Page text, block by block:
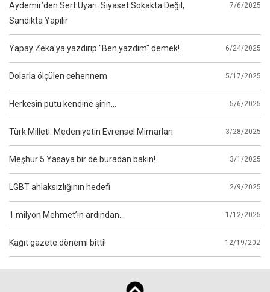
Aydemir’den Sert Uyarı: Siyaset Sokakta Değil,
Sandıkta Yapılır
7/6/2025
Yapay Zeka'ya yazdırıp "Ben yazdım" demek! 6/24/2025
Dolarla ölçülen cehennem 5/17/2025
Herkesin putu kendine şirin... 5/6/2025
Türk Milleti: Medeniyetin Evrensel Mimarları 3/28/2025
Meşhur 5 Yasaya bir de buradan bakın! 3/1/2025
LGBT ahlaksızlığının hedefi 2/9/2025
1 milyon Mehmet’in ardından... 1/12/2025
Kağıt gazete dönemi bitti! 12/19/2024